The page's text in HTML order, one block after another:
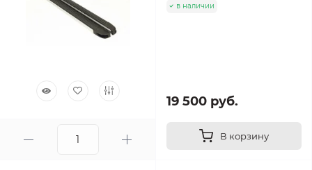
в наличии
19 500 руб.
В корзину